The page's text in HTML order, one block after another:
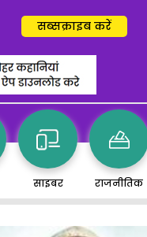
सब्सक्राइब करें
साइबर राजनीतिक